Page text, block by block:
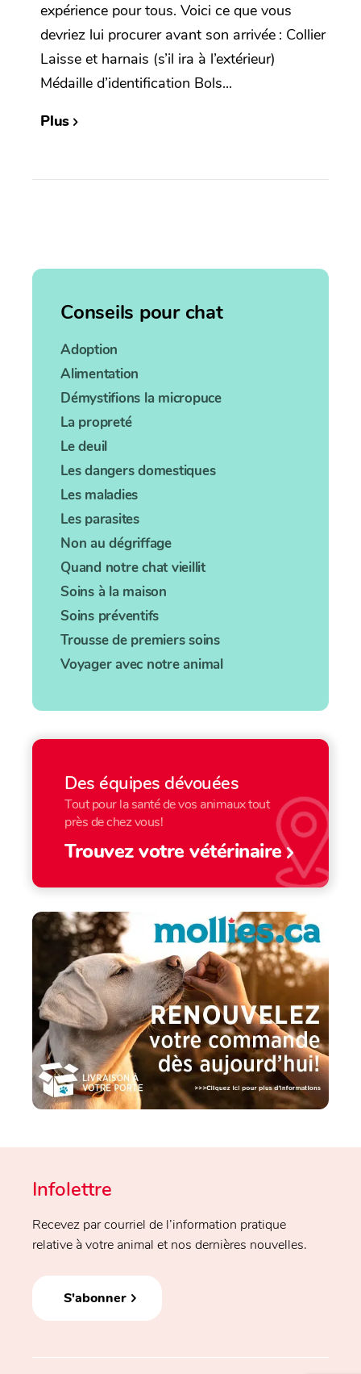
expérience pour tous. Voici ce que vous
devriez lui procurer avant son arrivée : Collier
Laisse et harnais (s’il ira à l’extérieur)
Médaille d’identification Bols...
Plus
Conseils pour chat
Adoption
Alimentation
Démystifions la micropuce
La propreté
Le deuil
Les dangers domestiques
Les maladies
Les parasites
Non au dégriffage
Quand notre chat vieillit
Soins à la maison
Soins préventifs
Trousse de premiers soins
Voyager avec notre animal
Des équipes dévouées
Tout pour la santé de vos animaux tout
près de chez vous!
Trouvez votre vétérinaire
Infolettre
Recevez par courriel de l’information pratique
relative à votre animal et nos dernières nouvelles.
S'abonner